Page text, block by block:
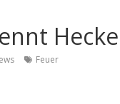
Feuer